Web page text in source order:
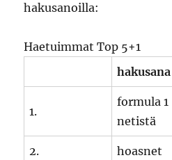
hakusanoilla:
Haetuimmat Top 5+1
hakusana
1.
formula 1
netistä
2. hoasnet